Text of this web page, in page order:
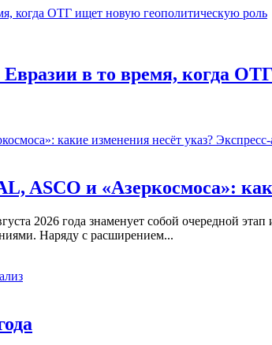
в то время, когда
ASCO и «Азеркосмоса»:
2026 года знаменует собой очередной
Наряду с расширением...